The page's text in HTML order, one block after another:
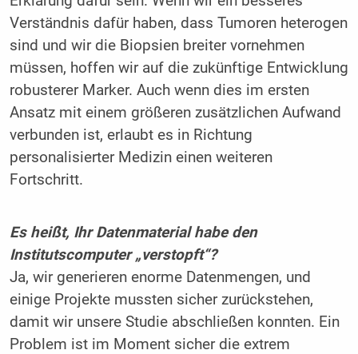
Verständnis dafür haben, dass Tumoren heterogen
sind und wir die Biopsien breiter vornehmen
müssen, hoffen wir auf die zukünftige Entwicklung
robusterer Marker. Auch wenn dies im ersten
Ansatz mit einem größeren zusätzlichen Aufwand
verbunden ist, erlaubt es in Richtung
personalisierter Medizin einen weiteren
Fortschritt.
Es heißt, Ihr Datenmaterial habe den
Institutscomputer „verstopft“?
Ja, wir generieren enorme Datenmengen, und
einige Projekte mussten sicher zurückstehen,
damit wir unsere Studie abschließen konnten. Ein
Problem ist im Moment sicher die extrem